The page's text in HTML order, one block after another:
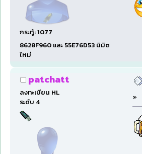
กระทู้: 1077
8628F960 และ 55E76D53 นิมิต
ใหม่
patchatt
ลงทะเบียน HL
ระดับ 4
»